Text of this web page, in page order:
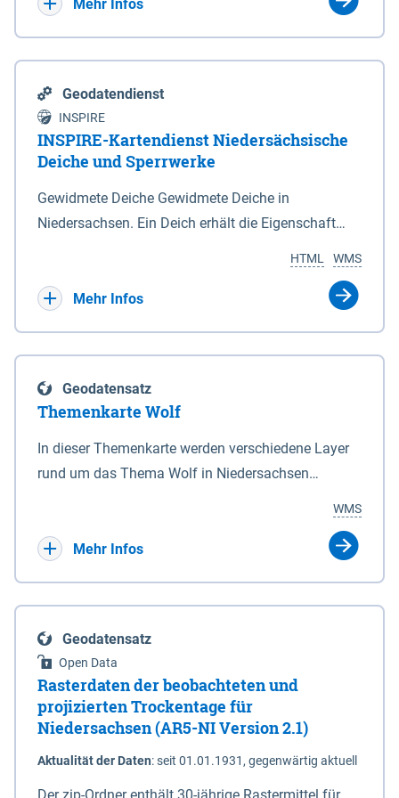
Mehr Infos
Geodatendienst
INSPIRE
INSPIRE-Kartendienst Niedersächsische
Deiche und Sperrwerke
Gewidmete Deiche Gewidmete Deiche in
Niedersachsen. Ein Deich erhält die Eigenschaft
Deichbehörde durch Verordnung ausspricht. Für
enthalten. Sperrwerke Sperrwerke sind Bauwerke
mit Sperrvorrichtungen in Tidegewässern, die dem
Schutz eines Gebietes vor erhöhten Tiden, vor allem
vor Sturmfluten, zu dienen bestimmt sind (§2 Abs.3
Eigenschaft eines Sperrwerkes durch Widmung, die
die Deichbehörde durch Verordnung ausspricht.
WMS
HTML
Mehr Infos
Geodatensatz
Themenkarte Wolf
In dieser Themenkarte werden verschiedene Layer
rund um das Thema Wolf in Niedersachsen
sowie Status der bestehenden Wolfsterritorien im
laufenden Monitoringjahr.
WMS
Mehr Infos
Geodatensatz
Open Data
Rasterdaten der beobachteten und
projizierten Trockentage für
Niedersachsen (AR5-NI Version 2.1)
Aktualität der Daten:seit 01.01.1931, gegenwärtig aktuell